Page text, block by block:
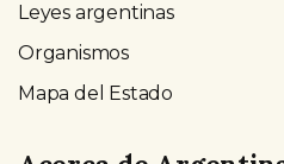
Leyes argentinas
Organismos
Mapa del Estado